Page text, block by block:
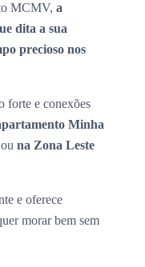
MCMV, a
dita a sua
precioso nos
forte e conexões
Minha
ou na Zona Leste
e oferece
morar bem sem